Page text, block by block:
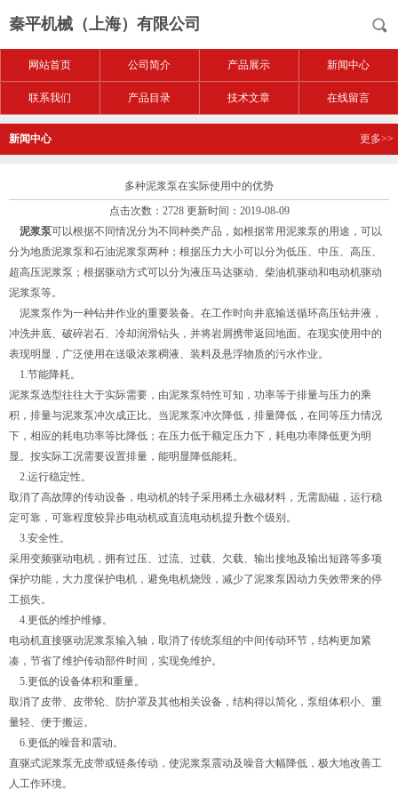
秦平机械（上海）有限公司
网站首页 公司简介 产品展示 新闻中心
联系我们 产品目录 技术文章 在线留言
新闻中心 更多>>
多种泥浆泵在实际使用中的优势
点击次数：2728 更新时间：2019-08-09
泥浆泵可以根据不同情况分为不同种类产品，如根据常用泥浆泵的用途，可以
分为地质泥浆泵和石油泥浆泵两种；根据压力大小可以分为低压、中压、高压、
超高压泥浆泵；根据驱动方式可以分为液压马达驱动、柴油机驱动和电动机驱动
泥浆泵等。
泥浆泵作为一种钻井作业的重要装备。在工作时向井底输送循环高压钻井液，
冲洗井底、破碎岩石、冷却润滑钻头，并将岩屑携带返回地面。在现实使用中的
表现明显，广泛使用在送吸浓浆稠液、装料及悬浮物质的污水作业。
1.节能降耗。
泥浆泵选型往往大于实际需要，由泥浆泵特性可知，功率等于排量与压力的乘
积，排量与泥浆泵冲次成正比。当泥浆泵冲次降低，排量降低，在同等压力情况
下，相应的耗电功率等比降低；在压力低于额定压力下，耗电功率降低更为明
显。按实际工况需要设置排量，能明显降低能耗。
2.运行稳定性。
取消了高故障的传动设备，电动机的转子采用稀土永磁材料，无需励磁，运行稳
定可靠，可靠程度较异步电动机或直流电动机提升数个级别。
3.安全性。
采用变频驱动电机，拥有过压、过流、过载、欠载、输出接地及输出短路等多项
保护功能，大力度保护电机，避免电机烧毁，减少了泥浆泵因动力失效带来的停
工损失。
4.更低的维护维修。
电动机直接驱动泥浆泵输入轴，取消了传统泵组的中间传动环节，结构更加紧
凑，节省了维护传动部件时间，实现免维护。
5.更低的设备体积和重量。
取消了皮带、皮带轮、防护罩及其他相关设备，结构得以简化，泵组体积小、重
量轻、便于搬运。
6.更低的噪音和震动。
直驱式泥浆泵无皮带或链条传动，使泥浆泵震动及噪音大幅降低，极大地改善工
人工作环境。